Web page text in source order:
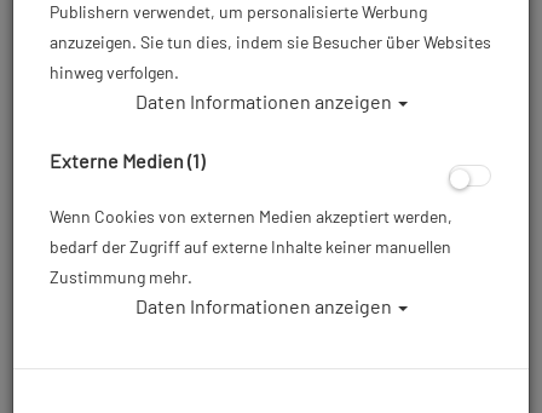
Artikelnr.: bal-61360336
5,00 €*
Publishern verwendet, um personalisierte Werbung
anzuzeigen. Sie tun dies, indem sie Besucher über Websites
hinweg verfolgen.
Daten Informationen anzeigen
Externe Medien (1)
Wenn Cookies von externen Medien akzeptiert werden,
bedarf der Zugriff auf externe Inhalte keiner manuellen
Zustimmung mehr.
Daten Informationen anzeigen